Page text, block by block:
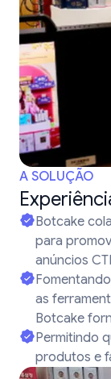
A SOLUÇÃO
Botcake
para
anúncios
as
Botcake
Permitindo
produtos e